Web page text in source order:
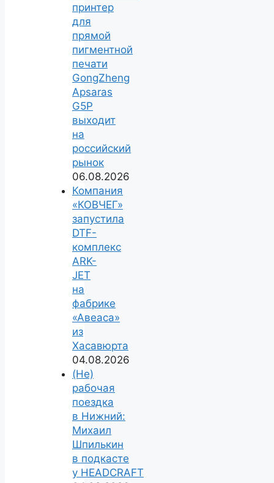
принтер
для
прямой
пигментной
печати
GongZheng
Apsaras
G5P
выходит
на
российский
рынок
06.08.2026
Компания
«КОВЧЕГ»
запустила
DTF-
комплекс
ARK-
JET
на
фабрике
«Авеаса»
из
Хасавюрта
04.08.2026
(Не)
рабочая
поездка
в Нижний:
Михаил
Шпилькин
в подкасте
у HEADCRAFT